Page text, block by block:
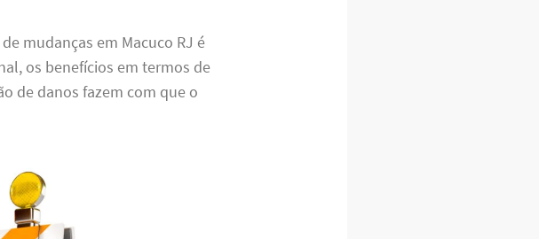
mudanças em Macuco RJ é
os benefícios em termos de
de danos fazem com que o